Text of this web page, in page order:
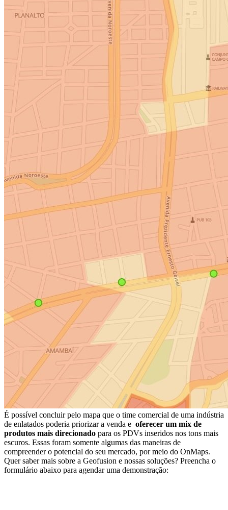
É possível concluir pelo mapa que o time comercial de uma indústria
de enlatados poderia priorizar a venda e oferecer um mix de
produtos mais direcionado para os PDVs inseridos nos tons mais
escuros. Essas foram somente algumas das maneiras de
compreender o potencial do seu mercado, por meio do OnMaps.
Quer saber mais sobre a Geofusion e nossas soluções? Preencha o
formulário abaixo para agendar uma demonstração: